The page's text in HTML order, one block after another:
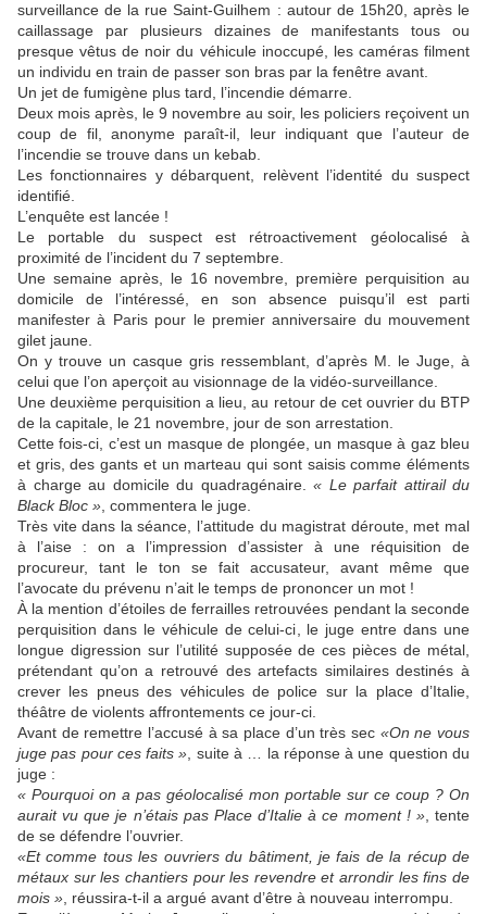
surveillance de la rue Saint-Guilhem : autour de 15h20, après le
caillassage par plusieurs dizaines de manifestants tous ou
presque vêtus de noir du véhicule inoccupé, les caméras filment
un individu en train de passer son bras par la fenêtre avant.
Un jet de fumigène plus tard, l’incendie démarre.
Deux mois après, le 9 novembre au soir, les policiers reçoivent un
coup de fil, anonyme paraît-il, leur indiquant que l’auteur de
l’incendie se trouve dans un kebab.
Les fonctionnaires y débarquent, relèvent l’identité du suspect
identifié.
L’enquête est lancée !
Le portable du suspect est rétroactivement géolocalisé à
proximité de l’incident du 7 septembre.
Une semaine après, le 16 novembre, première perquisition au
domicile de l’intéressé, en son absence puisqu’il est parti
manifester à Paris pour le premier anniversaire du mouvement
gilet jaune.
On y trouve un casque gris ressemblant, d’après M. le Juge, à
celui que l’on aperçoit au visionnage de la vidéo-surveillance.
Une deuxième perquisition a lieu, au retour de cet ouvrier du BTP
de la capitale, le 21 novembre, jour de son arrestation.
Cette fois-ci, c’est un masque de plongée, un masque à gaz bleu
et gris, des gants et un marteau qui sont saisis comme éléments
à charge au domicile du quadragénaire. « Le parfait attirail du
Black Bloc » , commentera le juge.
Très vite dans la séance, l’attitude du magistrat déroute, met mal
à l’aise : on a l’impression d’assister à une réquisition de
procureur, tant le ton se fait accusateur, avant même que
l’avocate du prévenu n’ait le temps de prononcer un mot !
À la mention d’étoiles de ferrailles retrouvées pendant la seconde
perquisition dans le véhicule de celui-ci, le juge entre dans une
longue digression sur l’utilité supposée de ces pièces de métal,
prétendant qu’on a retrouvé des artefacts similaires destinés à
crever les pneus des véhicules de police sur la place d’Italie,
théâtre de violents affrontements ce jour-ci.
Avant de remettre l’accusé à sa place d’un très sec «On ne vous
juge pas pour ces faits » , suite à … la réponse à une question du
juge :
« Pourquoi on a pas géolocalisé mon portable sur ce coup ? On
aurait vu que je n’étais pas Place d’Italie à ce moment ! », tente
de se défendre l’ouvrier.
«Et comme tous les ouvriers du bâtiment, je fais de la récup de
métaux sur les chantiers pour les revendre et arrondir les fins de
mois » , réussira-t-il a argué avant d’être à nouveau interrompu.